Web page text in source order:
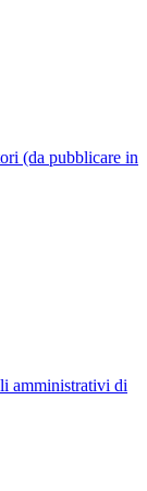
(da pubblicare in
amministrativi di